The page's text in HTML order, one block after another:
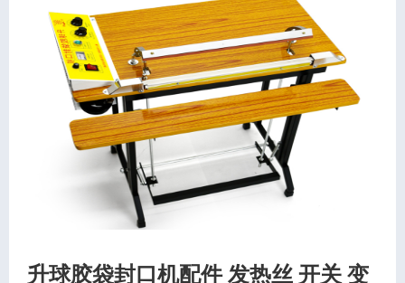
升球胶袋封口机配件 发热丝 开关 变